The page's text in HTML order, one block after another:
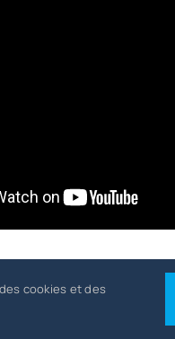
personne et
: ce que
cookies et des